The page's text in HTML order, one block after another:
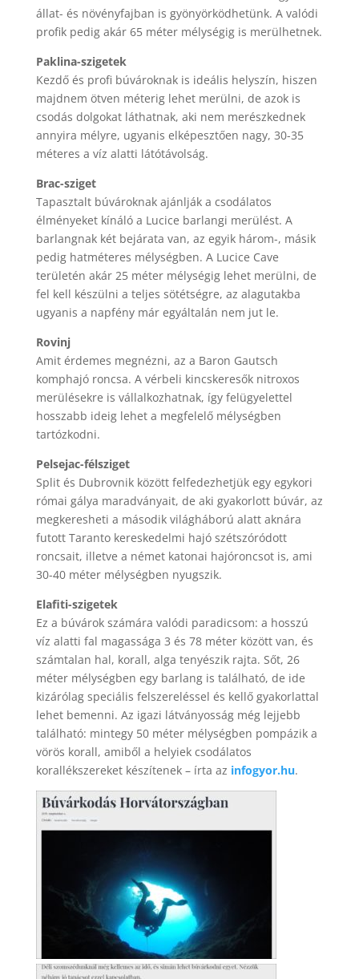
állat- és növényfajban is gyönyörködhetünk. A valódi
profik pedig akár 65 méter mélységig is merülhetnek.
Paklina-szigetek
Kezdő és profi búvároknak is ideális helyszín, hiszen
majdnem ötven méterig lehet merülni, de azok is
csodás dolgokat láthatnak, aki nem merészkednek
annyira mélyre, ugyanis elképesztően nagy, 30-35
méteres a víz alatti látótávolság.
Brac-sziget
Tapasztalt búvároknak ajánlják a csodálatos
élményeket kínáló a Lucice barlangi merülést. A
barlangnak két bejárata van, az egyik három-, másik
pedig hatméteres mélységben. A Lucice Cave
területén akár 25 méter mélységig lehet merülni, de
fel kell készülni a teljes sötétségre, az alagutakba
ugyanis a napfény már egyáltalán nem jut le.
Rovinj
Amit érdemes megnézni, az a Baron Gautsch
komphajó roncsa. A vérbeli kincskeresők nitroxos
merülésekre is vállalkozhatnak, így felügyelettel
hosszabb ideig lehet a megfelelő mélységben
tartózkodni.
Pelsejac-félsziget
Split és Dubrovnik között felfedezhetjük egy egykori
római gálya maradványait, de aki gyakorlott búvár, az
megkeresheti a második világháború alatt aknára
futott Taranto kereskedelmi hajó szétszóródott
roncsait, illetve a német katonai hajóroncsot is, ami
30-40 méter mélységben nyugszik.
Elafiti-szigetek
Ez a búvárok számára valódi paradicsom: a hosszú
víz alatti fal magassága 3 és 78 méter között van, és
számtalan hal, korall, alga tenyészik rajta. Sőt, 26
méter mélységben egy barlang is található, de ide
kizárólag speciális felszereléssel és kellő gyakorlattal
lehet bemenni. Az igazi látványosság még lejjebb
található: mintegy 50 méter mélységben pompázik a
vörös korall, amiből a helyiek csodálatos
korallékszereket készítenek – írta az infogyor.hu.